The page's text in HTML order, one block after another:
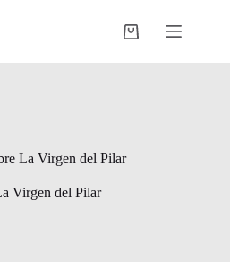
Carro
La Virgen del Pilar
Virgen del Pilar